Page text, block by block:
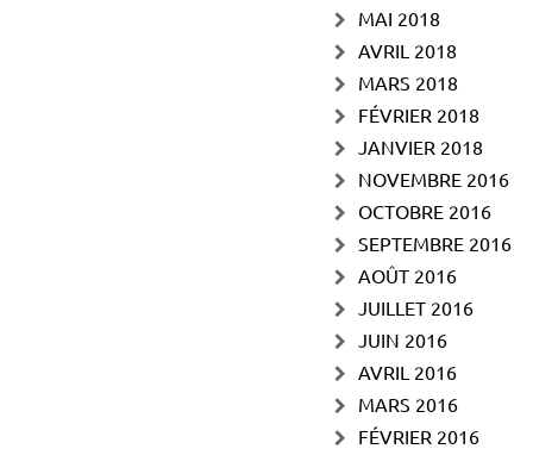
MAI 2018
AVRIL 2018
MARS 2018
FÉVRIER 2018
JANVIER 2018
NOVEMBRE 2016
OCTOBRE 2016
SEPTEMBRE 2016
AOÛT 2016
JUILLET 2016
JUIN 2016
AVRIL 2016
MARS 2016
FÉVRIER 2016